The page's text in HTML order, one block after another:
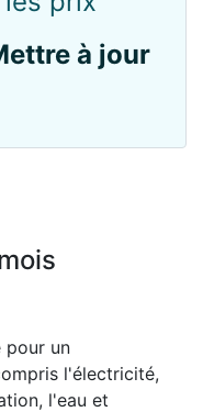
à jour
pour un
l'électricité,
l'eau et